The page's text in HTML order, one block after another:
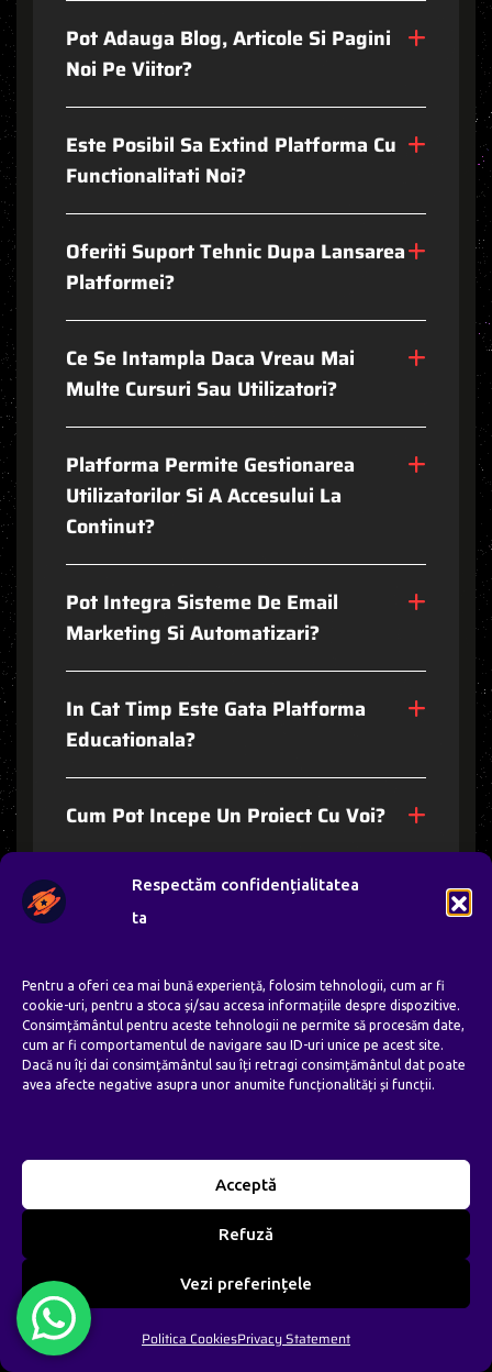
Respectăm confidențialitatea
ta
Pentru a oferi cea mai bună experiență, folosim tehnologii, cum ar fi
cookie-uri, pentru a stoca și/sau accesa informațiile despre dispozitive.
Consimțământul pentru aceste tehnologii ne permite să procesăm date,
cum ar fi comportamentul de navigare sau ID-uri unice pe acest site.
Dacă nu îți dai consimțământul sau îți retragi consimțământul dat poate
avea afecte negative asupra unor anumite funcționalități și funcții.
Acceptă
Refuză
Vezi preferințele
Politica CookiesPrivacy Statement
POTADAUGA BLOG,ARTICOLESI PAGINI
NOI PEVIITOR?
ESTE POSIBIL SA EXTIND PLATFORMA CU
FUNCTIONALITATI NOI?
OFERITI SUPORTTEHNIC DUPA LANSAREA
PLATFORMEI?
CESE INTAMPLA DACA VREAU MAI
MULTE CURSURI SAU UTILIZATORI?
PLATFORMA PERMITE GESTIONAREA
UTILIZATORILORSI AACCESULUI LA
CONTINUT?
POT INTEGRA SISTEME DE EMAIL
MARKETING SI AUTOMATIZARI?
IN CATTIMP ESTE GATA PLATFORMA
EDUCATIONALA?
CUM POT INCEPE UN PROIECT CU VOI?
Categorii
Website De Prezentare
Platforma Educationala / Cursuri